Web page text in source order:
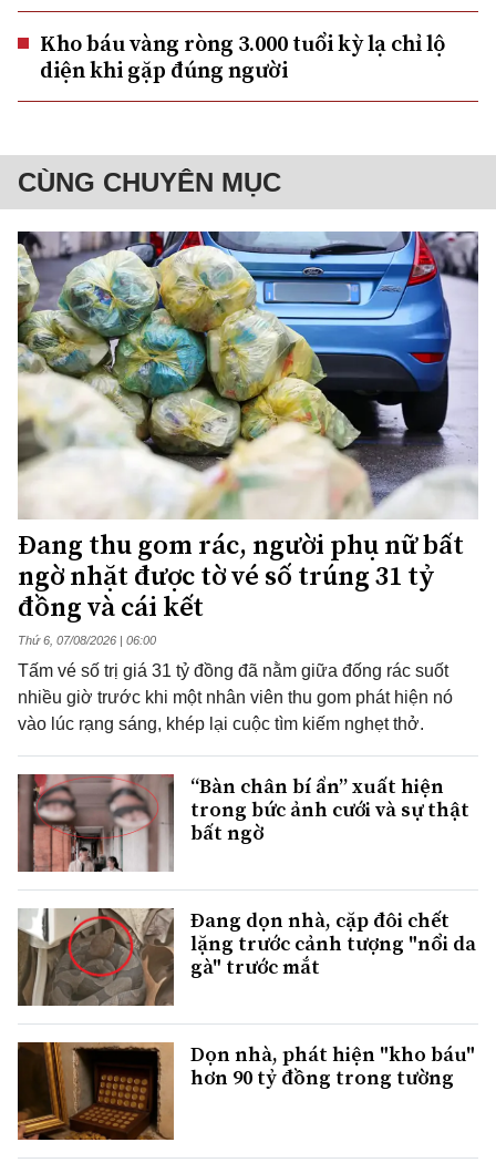
Kho báu vàng ròng 3.000 tuổi kỳ lạ chỉ lộ
diện khi gặp đúng người
CÙNG CHUYÊN MỤC
Đang thu gom rác, người phụ nữ bất
ngờ nhặt được tờ vé số trúng 31 tỷ
đồng và cái kết
Thứ 6, 07/08/2026 | 06:00
Tấm vé số trị giá 31 tỷ đồng đã nằm giữa đống rác suốt
nhiều giờ trước khi một nhân viên thu gom phát hiện nó
vào lúc rạng sáng, khép lại cuộc tìm kiếm nghẹt thở.
“Bàn chân bí ẩn” xuất hiện
trong bức ảnh cưới và sự thật
bất ngờ
Đang dọn nhà, cặp đôi chết
lặng trước cảnh tượng "nổi da
gà" trước mắt
Dọn nhà, phát hiện "kho báu"
hơn 90 tỷ đồng trong tường